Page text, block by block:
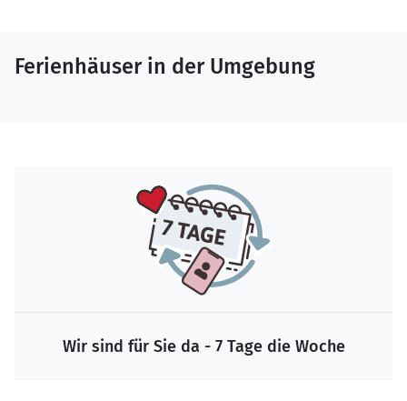
Ferienhäuser in der Umgebung
Wir sind für Sie da - 7 Tage die Woche